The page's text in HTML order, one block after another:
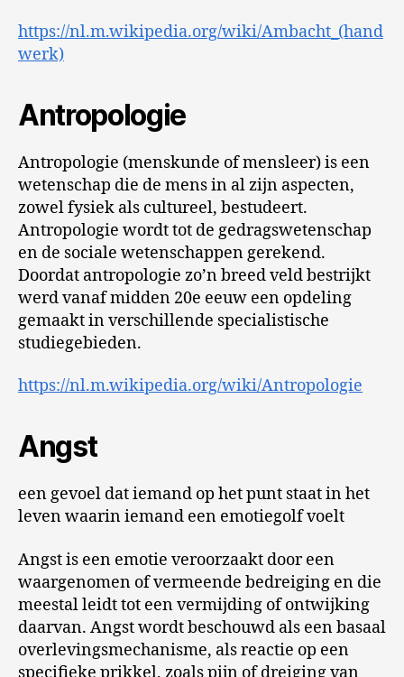
https://nl.m.wikipedia.org/wiki/Ambacht_(hand
werk)
Antropologie
Antropologie (menskunde of mensleer) is een
wetenschap die de mens in al zijn aspecten,
zowel fysiek als cultureel, bestudeert.
Antropologie wordt tot de gedragswetenschap
en de sociale wetenschappen gerekend.
Doordat antropologie zo’n breed veld bestrijkt
werd vanaf midden 20e eeuw een opdeling
gemaakt in verschillende specialistische
studiegebieden.
https://nl.m.wikipedia.org/wiki/Antropologie
Angst
een gevoel dat iemand op het punt staat in het
leven waarin iemand een emotiegolf voelt
Angst is een emotie veroorzaakt door een
waargenomen of vermeende bedreiging en die
meestal leidt tot een vermijding of ontwijking
daarvan. Angst wordt beschouwd als een basaal
overlevingsmechanisme, als reactie op een
specifieke prikkel, zoals pijn of dreiging van